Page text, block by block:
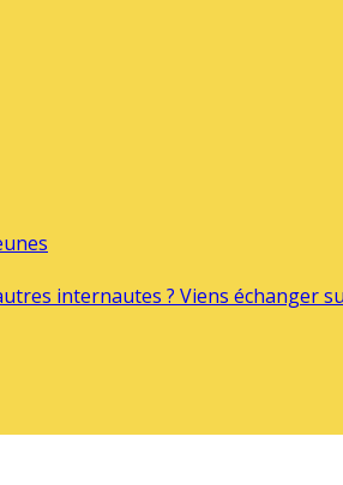
internautes ? Viens échanger